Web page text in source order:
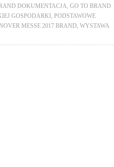
DOKUMENTACJA GO TO BRAND
GOSPODARKI
PODSTAWOWE
MESSE 2017 BRAND WYSTAWA